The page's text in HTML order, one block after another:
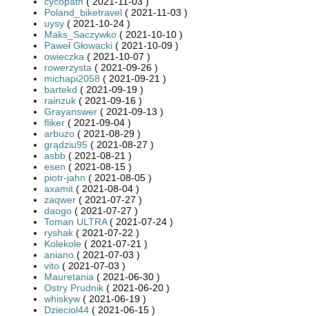
Poland_biketravel ( 2021-11-03 )
uysy ( 2021-10-24 )
Maks_Saczywko ( 2021-10-10 )
Paweł Głowacki ( 2021-10-09 )
owieczka ( 2021-10-07 )
rowerzysta ( 2021-09-26 )
michapi2058 ( 2021-09-21 )
bartekd ( 2021-09-19 )
rainzuk ( 2021-09-16 )
Grayanswer ( 2021-09-13 )
fliker ( 2021-09-04 )
arbuzo ( 2021-08-29 )
grądziu95 ( 2021-08-27 )
asbb ( 2021-08-21 )
esen ( 2021-08-15 )
piotr-jahn ( 2021-08-05 )
axamit ( 2021-08-04 )
zaqwer ( 2021-07-27 )
daogo ( 2021-07-27 )
Toman ULTRA( 2021-07-24 )
ryshak ( 2021-07-22 )
Kolekole ( 2021-07-21 )
aniano ( 2021-07-03 )
vito ( 2021-07-03 )
Mauretania ( 2021-06-30 )
Ostry Prudnik ( 2021-06-20 )
whiskyw ( 2021-06-19 )
Dzieciol44 ( 2021-06-15 )